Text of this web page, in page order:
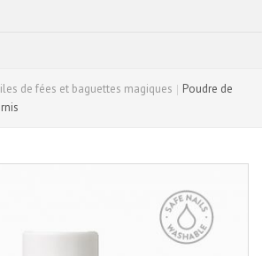
de fées et baguettes magiques
Poudre de